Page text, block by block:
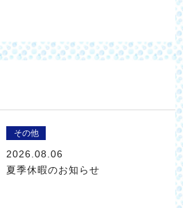
その他
2026.08.06
夏季休暇のお知らせ